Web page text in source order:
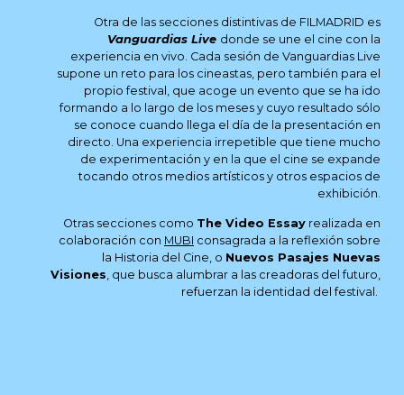
Otra de las secciones distintivas de FILMADRID es
Vanguardias Live donde se une el cine con la
experiencia en vivo. Cada sesión de Vanguardias Live
supone un reto para los cineastas, pero también para el
propio festival, que acoge un evento que se ha ido
formando a lo largo de los meses y cuyo resultado sólo
se conoce cuando llega el día de la presentación en
directo. Una experiencia irrepetible que tiene mucho
de experimentación y en la que el cine se expande
tocando otros medios artísticos y otros espacios de
exhibición.
Otras secciones como The Video Essay realizada en
colaboración con MUBI consagrada a la reflexión sobre
la Historia del Cine, o Nuevos Pasajes Nuevas
Visiones, que busca alumbrar a las creadoras del futuro,
refuerzan la identidad del festival.